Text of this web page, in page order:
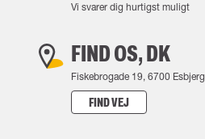
Vi svarer dig hurtigst muligt
FIND OS, DK
Fiskebrogade 19, 6700 Esbjerg
FIND VEJ